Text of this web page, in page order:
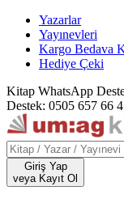
Yazarlar
Yayınevleri
Kargo Bedava
Hediye Çeki
Kitap WhatsApp
Destek: 0505 657 66
Giriş Yap
veya Kayıt Ol